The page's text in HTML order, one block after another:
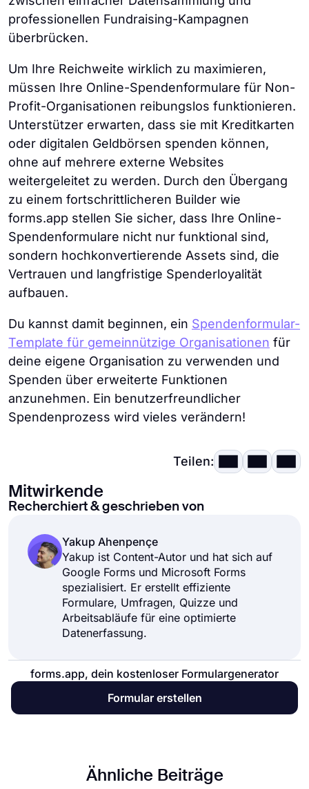
professionellen Fundraising-Kampagnen
überbrücken.
Um Ihre Reichweite wirklich zu maximieren,
müssen Ihre Online-Spendenformulare für Non-
Profit-Organisationen reibungslos funktionieren.
Unterstützer erwarten, dass sie mit Kreditkarten
oder digitalen Geldbörsen spenden können,
ohne auf mehrere externe Websites
weitergeleitet zu werden. Durch den Übergang
zu einem fortschrittlicheren Builder wie
forms.app stellen Sie sicher, dass Ihre Online-
Spendenformulare nicht nur funktional sind,
sondern hochkonvertierende Assets sind, die
Vertrauen und langfristige Spenderloyalität
aufbauen.
Du kannst damit beginnen, ein Spendenformular-
Template für gemeinnützige Organisationen für
deine eigene Organisation zu verwenden und
Spenden über erweiterte Funktionen
anzunehmen. Ein benutzerfreundlicher
Spendenprozess wird vieles verändern!
Teilen:
Mitwirkende
Recherchiert & geschrieben von
Yakup Ahenpençe
Yakup ist Content-Autor und hat sich auf
Google Forms und Microsoft Forms
spezialisiert. Er erstellt effiziente
Formulare, Umfragen, Quizze und
Arbeitsabläufe für eine optimierte
Datenerfassung.
forms.app, dein kostenloser Formulargenerator
Formular erstellen
Ähnliche Beiträge